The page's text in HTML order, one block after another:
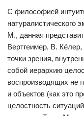
С философией
натуралистического
М., данная
Вертгеимер, В.
точки зрения,
собой иерархию
воспроизводящих не
и объектов (как это
целостность